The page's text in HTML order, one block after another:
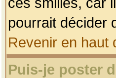
pourrait décider
Revenir en haut
Puis-je poster